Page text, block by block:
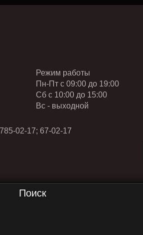
Режим работы
Пн-Пт с 09:00 до 19:00
Cб с 10:00 до 15:00
Вс - выходной
02-17; 67-02-17
Поиск